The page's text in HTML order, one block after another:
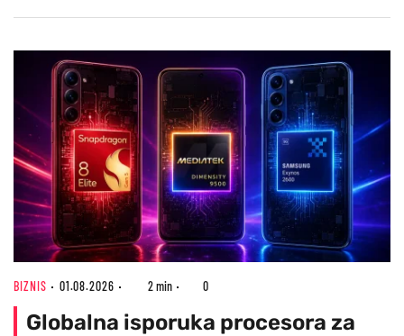
BIZNIS 01.08.2026 2 min 0
Globalna isporuka procesora za